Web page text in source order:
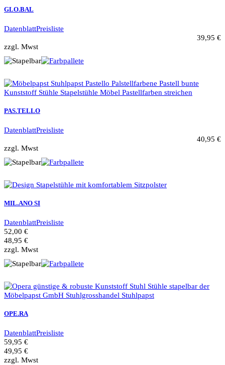
GLO.BAL
DatenblattPreisliste
39,95 €
zzgl. Mwst
PAS.TELLO
DatenblattPreisliste
40,95 €
zzgl. Mwst
MIL.ANO SI
DatenblattPreisliste
52,00 €
48,95 €
zzgl. Mwst
OPE.RA
DatenblattPreisliste
59,95 €
49,95 €
zzgl. Mwst